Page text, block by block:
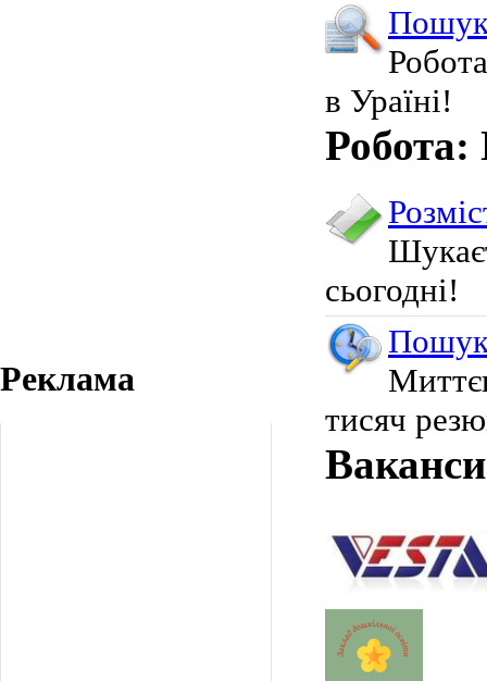
Пошук
в Ураїні!
сьогодні!
Пошук
тисяч
Реклама